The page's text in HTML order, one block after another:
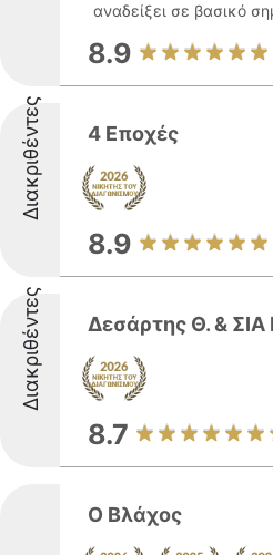
αναδείξει σε βασικό
8.9
Διακριθέντες 4 Εποχές
8.9
Διακριθέντες Δεσάρτης Θ. & ΣΙΑ
8.7
Ο Βλάχος